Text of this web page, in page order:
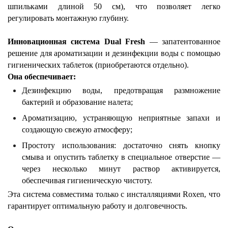
шпильками длиной 50 см), что позволяет легко
регулировать монтажную глубину.
Инновационная система Dual Fresh — запатентованное
решение для ароматизации и дезинфекции воды с помощью
гигиенических таблеток (приобретаются отдельно).
Она обеспечивает:
Дезинфекцию воды, предотвращая размножение
бактерий и образование налета;
Ароматизацию, устраняющую неприятные запахи и
создающую свежую атмосферу;
Простоту использования: достаточно снять кнопку
смыва и опустить таблетку в специальное отверстие —
через несколько минут раствор активируется,
обеспечивая гигиеническую чистоту.
Эта система совместима только с инсталляциями Roxen, что
гарантирует оптимальную работу и долговечность.